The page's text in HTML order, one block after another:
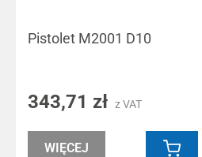
Pistolet M2001 D10
343,71 zł z VAT
WIĘCEJ